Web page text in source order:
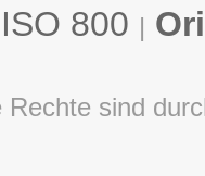
ISO 800 |
Rechte sind